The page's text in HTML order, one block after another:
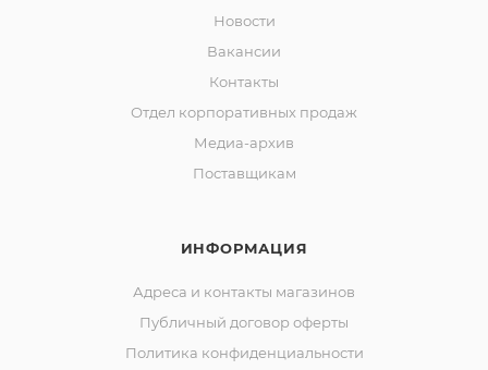
Новости
Вакансии
Контакты
Отдел корпоративных продаж
Медиа-архив
Поставщикам
ИНФОРМАЦИЯ
Адреса и контакты магазинов
Публичный договор оферты
Политика конфиденциальности